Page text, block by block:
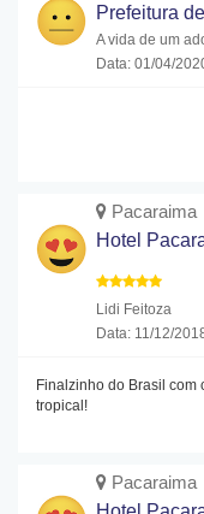
Prefeitura
A vida de um
Data: 01/04/
Pacaraima
Hotel
Lidi Feitoza
Data: 11/12/
Finalzinho do Brasil com
tropical!
Pacaraima